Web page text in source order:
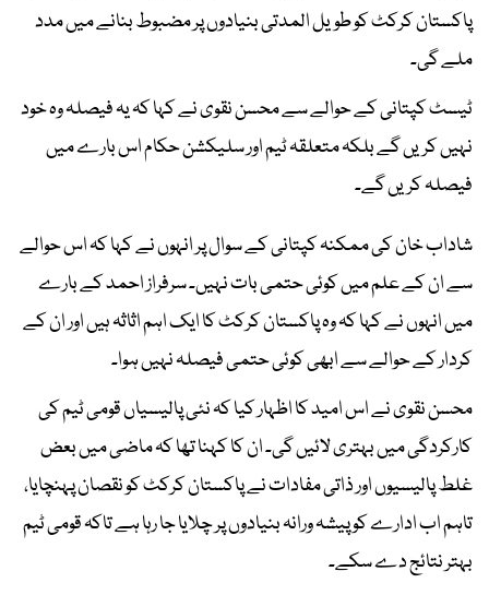
پاکستان کرکٹ کو طویل المدتی بنیادوں پر مضبوط بنانے میں مدد
ملے گی۔
ٹیسٹ کپتانی کے حوالے سے محسن نقوی نے کہا کہ یہ فیصلہ وہ خود
نہیں کریں گے بلکہ متعلقہ ٹیم اور سلیکشن حکام اس بارے میں
فیصلہ کریں گے۔
شاداب خان کی ممکنہ کپتانی کے سوال پر انہوں نے کہا کہ اس حوالے
سے ان کے علم میں کوئی حتمی بات نہیں۔ سرفراز احمد کے بارے
میں انہوں نے کہا کہ وہ پاکستان کرکٹ کا ایک اہم اثاثہ ہیں اور ان کے
کردار کے حوالے سے ابھی کوئی حتمی فیصلہ نہیں ہوا۔
محسن نقوی نے اس امید کا اظہار کیا کہ نئی پالیسیاں قومی ٹیم کی
کارکردگی میں بہتری لائیں گی۔ ان کا کہنا تھا کہ ماضی میں بعض
غلط پالیسیوں اور ذاتی مفادات نے پاکستان کرکٹ کو نقصان پہنچایا،
تاہم اب ادارے کو پیشہ ورانہ بنیادوں پر چلایا جا رہا ہے تاکہ قومی ٹیم
بہتر نتائج دے سکے۔